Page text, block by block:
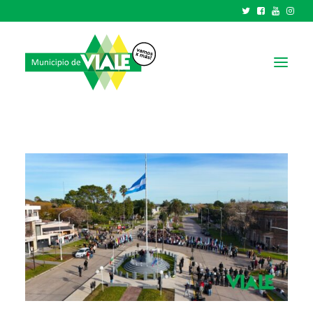
GOBIERNO
TRÁMITES Y SERVICIOS
CIUDAD
PARQUE INDUSTRIAL
RECAUDACIONES